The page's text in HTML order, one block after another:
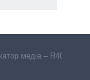
медіа – R40-